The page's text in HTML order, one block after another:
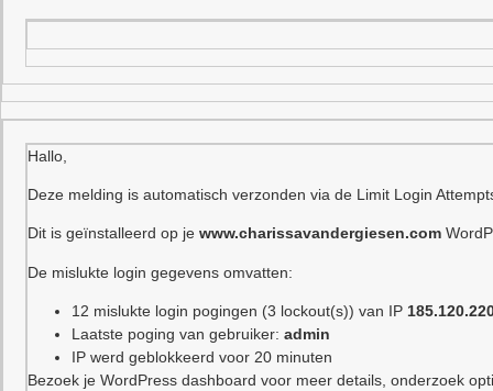
Hallo,
Deze melding is automatisch verzonden via de Limit Login
Dit is geïnstalleerd op je www.charissavandergiesen.com
De mislukte login gegevens omvatten:
12 mislukte login pogingen (3 lockout(s)) van IP
Laatste poging van gebruiker: admin
IP werd geblokkeerd voor 20 minuten
Bezoek je WordPress dashboard voor meer details, onderzoek